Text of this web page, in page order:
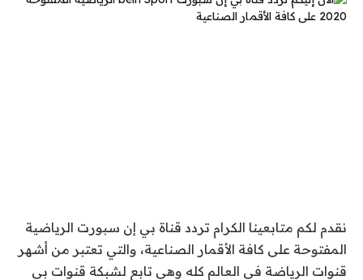
نقدم لكم متابعينا الكرام تردد قناة بي إن سبورت الرياضية
المفتوحة على كافة الأقمار الصناعية، والتي تعتبر من أشهر
قنوات الرياضة في العالم كله وهي تابع لشبكة قنوات بي